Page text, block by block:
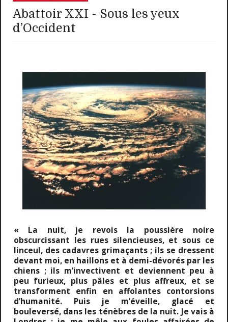
Abattoir XXI - Sous les yeux
d’Occident
« La nuit, je revois la poussière noire
obscurcissant les rues silencieuses, et sous ce
linceul, des cadavres grimaçants ; ils se dressent
devant moi, en haillons et à demi-dévorés par les
chiens ; ils m’invectivent et deviennent peu à
peu furieux, plus pâles et plus affreux, et se
transforment enfin en affolantes contorsions
d’humanité. Puis je m’éveille, glacé et
bouleversé, dans les ténèbres de la nuit. Je vais à